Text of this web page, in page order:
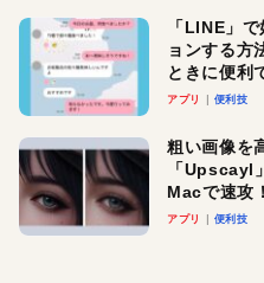
「LINE」
ョンする方
ときに便利
アプリ 便利技
粗い画像を
「Upscayl
Macで速攻
アプリ 便利技